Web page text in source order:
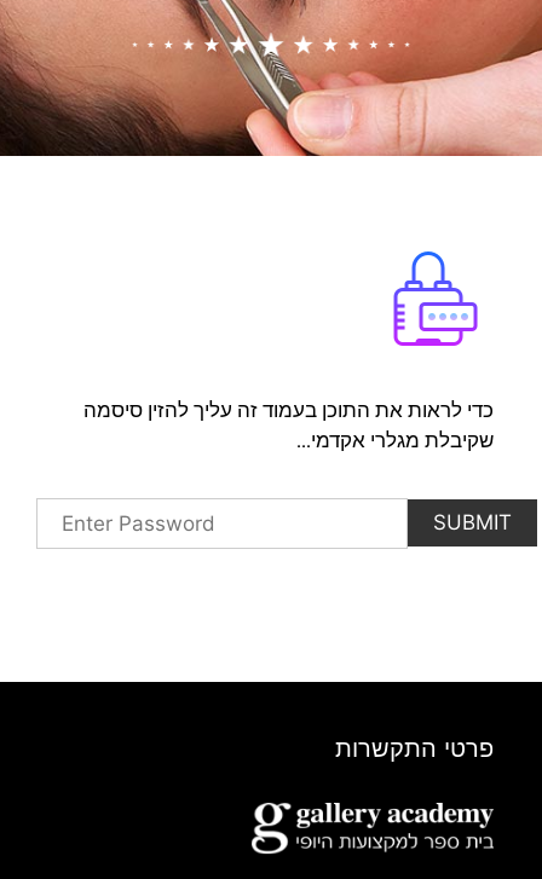
כדי לראות את התוכן בעמוד זה עליך להזין סיסמה
שקיבלת מגלרי אקדמי...
פרטי התקשרות